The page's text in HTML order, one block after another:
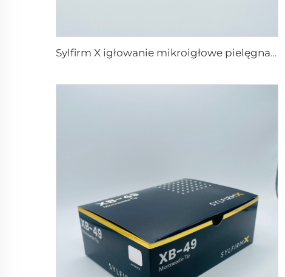
Sylfirm X igłowanie mikroigłowe pielęgnacja skóry końcówki sylfirm X XB-49